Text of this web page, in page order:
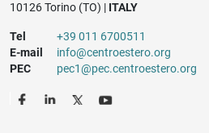
10126 Torino (TO) | ITALY
Tel
+39 011 6700511
E-mail
info@centroestero.org
PEC
pec1@pec.centroestero.org